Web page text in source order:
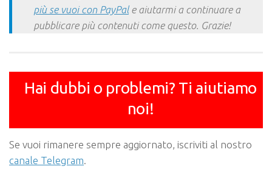
più se vuoi con PayPale aiutarmi a continuare a
pubblicare più contenuti come questo. Grazie!
Hai dubbi o problemi? Ti aiutiamo
noi!
Se vuoi rimanere sempre aggiornato, iscriviti al nostro
canale Telegram.